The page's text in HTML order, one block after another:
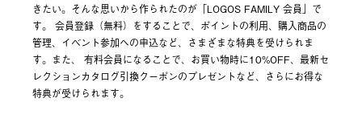
きたい。そんな思いから作られたのが「LOGOS FAMILY 会員」で
す。 会員登録（無料）をすることで、ポイントの利用、購入商品の
管理、イベント参加への申込など、さまざまな特典を受けられま
す。また、 有料会員になることで、お買い物時に10%OFF、最新セ
レクションカタログ引換クーポンのプレゼントなど、さらにお得な
特典が受けられます。